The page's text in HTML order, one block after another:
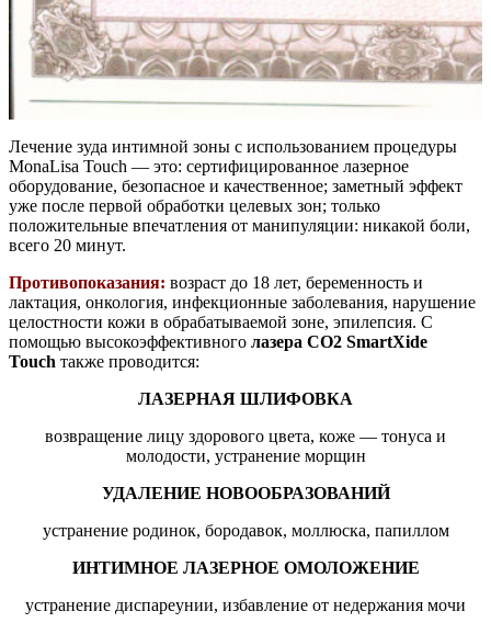
Лечение зуда интимной зоны с использованием процедуры
MonaLisa Touch — это: сертифицированное лазерное
оборудование, безопасное и качественное; заметный эффект
уже после первой обработки целевых зон; только
положительные впечатления от манипуляции: никакой боли,
всего 20 минут.
Противопоказания: возраст до 18 лет, беременность и
лактация, онкология, инфекционные заболевания, нарушение
целостности кожи в обрабатываемой зоне, эпилепсия. С
помощью высокоэффективного лазера СО2 SmartXide
Touch также проводится:
ЛАЗЕРНАЯ ШЛИФОВКА
возвращение лицу здорового цвета, коже — тонуса и
молодости, устранение морщин
УДАЛЕНИЕ НОВООБРАЗОВАНИЙ
устранение родинок, бородавок, моллюска, папиллом
ИНТИМНОЕ ЛАЗЕРНОЕ ОМОЛОЖЕНИЕ
устранение диспареунии, избавление от недержания мочи